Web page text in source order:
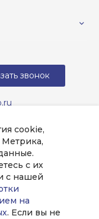
cookie,
с их
с нашей
на
. Если вы не
д. 39
звонок